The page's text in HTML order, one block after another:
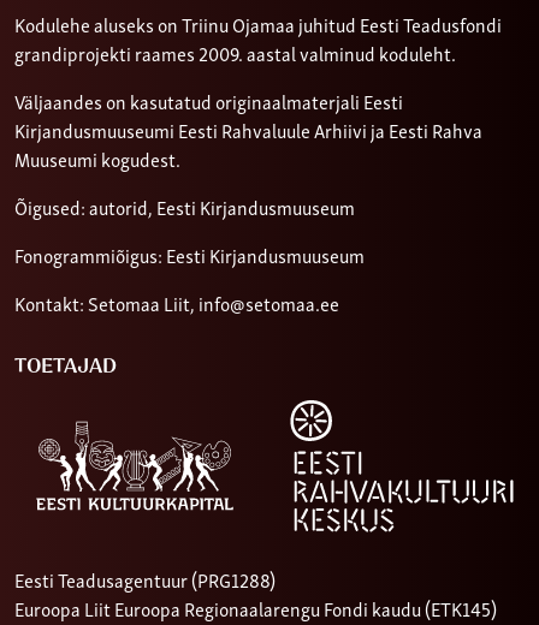
Kodulehe aluseks on Triinu Ojamaa juhitud Eesti Teadusfondi
grandiprojekti raames 2009. aastal valminud koduleht.
Väljaandes on kasutatud originaalmaterjali Eesti
Kirjandusmuuseumi Eesti Rahvaluule Arhiivi ja Eesti Rahva
Muuseumi kogudest.
Õigused: autorid, Eesti Kirjandusmuuseum
Fonogrammiõigus: Eesti Kirjandusmuuseum
Kontakt: Setomaa Liit, info@setomaa.ee
TOETAJAD
Eesti Teadusagentuur (PRG1288)
Euroopa Liit Euroopa Regionaalarengu Fondi kaudu (ETK145)